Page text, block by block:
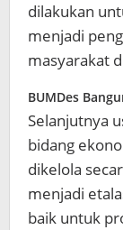
dilakukan
menjadi
masyarakat
BUMDes
Selanjutnya
bidang
dikelola
menjadi
baik untuk